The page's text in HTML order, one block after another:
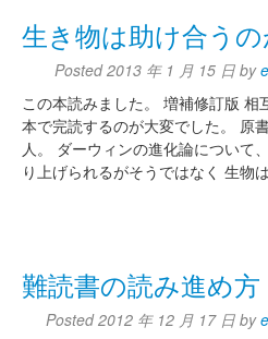
生き物は助け合う
Posted2013 年 1 月 15 日 by
この本読みました。 増補修訂版
本で完読するのが大変でした。 原
人。 ダーウィンの進化論について
り上げられるがそうではなく 生物
難読書の読み進め方
Posted2012 年 12 月 17 日 by